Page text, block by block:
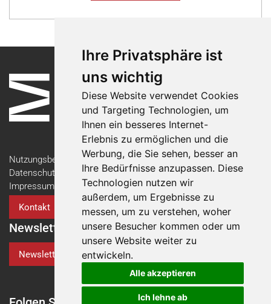
Ihre Privatsphäre ist
uns wichtig
Diese Website verwendet Cookies
und Targeting Technologien, um
Ihnen ein besseres Internet-
Erlebnis zu ermöglichen und die
Werbung, die Sie sehen, besser an
Ihre Bedürfnisse anzupassen. Diese
Technologien nutzen wir
außerdem, um Ergebnisse zu
messen, um zu verstehen, woher
unsere Besucher kommen oder um
unsere Website weiter zu
entwickeln.
Alle akzeptieren
Ich lehne ab
Nutzungsbedingungen
Datenschutzerklärung
Impressum
Kontakt
Newsletter
Newsletter-Anmeldung